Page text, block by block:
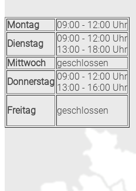
Montag
09:00 - 12:00 Uhr
Dienstag
09:00 - 12:00 Uhr
13:00 - 18:00 Uhr
Mittwoch
geschlossen
Donnerstag 09:00 - 12:00 Uhr
13:00 - 16:00 Uhr
Freitag geschlossen